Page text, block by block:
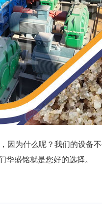
因为什么呢？我们的设备
华盛铭就是您好的选择。